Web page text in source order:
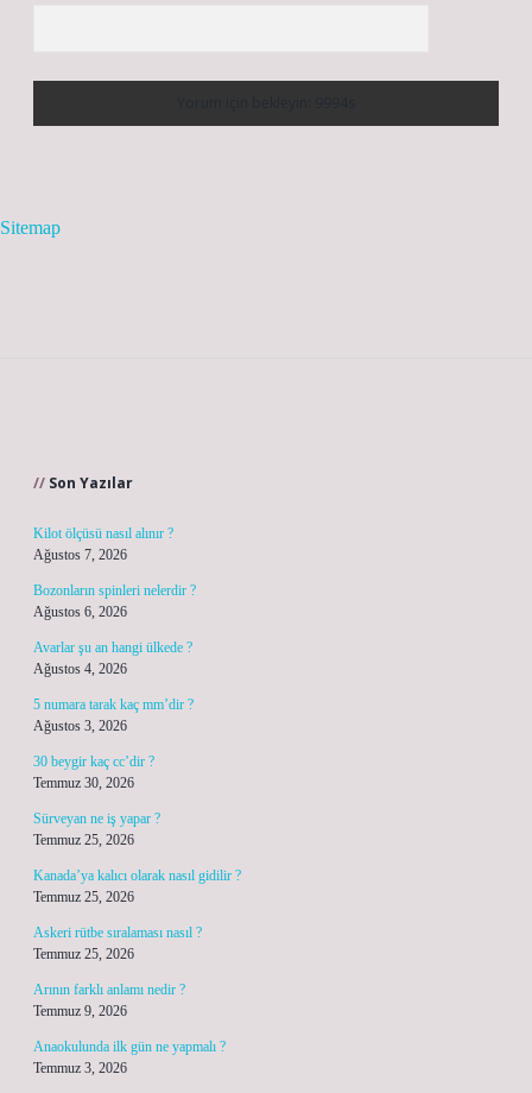
Sitemap
Son Yazılar
Kilot ölçüsü nasıl alınır ?
Ağustos 7, 2026
Bozonların spinleri nelerdir ?
Ağustos 6, 2026
Avarlar şu an hangi ülkede ?
Ağustos 4, 2026
5 numara tarak kaç mm’dir ?
Ağustos 3, 2026
30 beygir kaç cc’dir ?
Temmuz 30, 2026
Sürveyan ne iş yapar ?
Temmuz 25, 2026
Kanada’ya kalıcı olarak nasıl gidilir ?
Temmuz 25, 2026
Askeri rütbe sıralaması nasıl ?
Temmuz 25, 2026
Arının farklı anlamı nedir ?
Temmuz 9, 2026
Anaokulunda ilk gün ne yapmalı ?
Temmuz 3, 2026